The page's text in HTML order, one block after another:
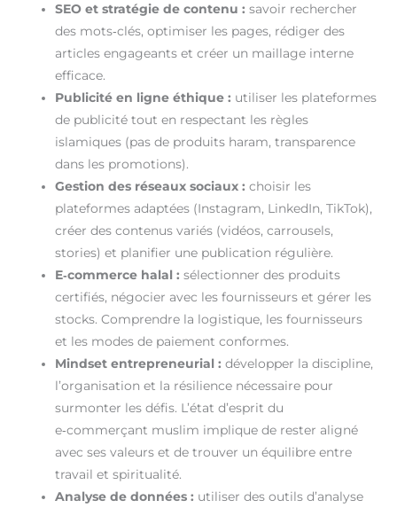
SEO et stratégie de contenu : savoir rechercher
des mots‑clés, optimiser les pages, rédiger des
articles engageants et créer un maillage interne
efficace.
Publicité en ligne éthique : utiliser les plateformes
de publicité tout en respectant les règles
islamiques (pas de produits haram, transparence
dans les promotions).
Gestion des réseaux sociaux : choisir les
plateformes adaptées (Instagram, LinkedIn, TikTok),
créer des contenus variés (vidéos, carrousels,
stories) et planifier une publication régulière.
E‑commerce halal : sélectionner des produits
certifiés, négocier avec les fournisseurs et gérer les
stocks. Comprendre la logistique, les fournisseurs
et les modes de paiement conformes.
Mindset entrepreneurial : développer la discipline,
l’organisation et la résilience nécessaire pour
surmonter les défis. L’état d’esprit du
e‑commerçant muslim implique de rester aligné
avec ses valeurs et de trouver un équilibre entre
travail et spiritualité.
Analyse de données : utiliser des outils d’analyse